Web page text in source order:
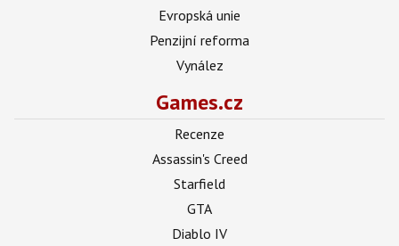
Evropská unie
Penzijní reforma
Vynález
Games.cz
Recenze
Assassin's Creed
Starfield
GTA
Diablo IV